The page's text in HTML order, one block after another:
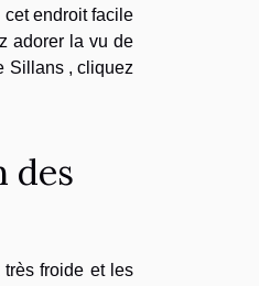
cet endroit facile
adorer la vu de
Sillans , cliquez
des
froide et les